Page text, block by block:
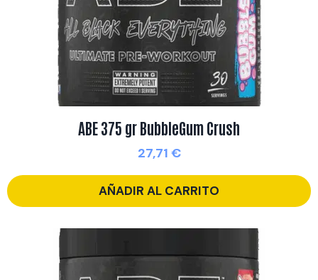
ABE 375 gr BubbleGum Crush
27,71 €
AÑADIR AL CARRITO